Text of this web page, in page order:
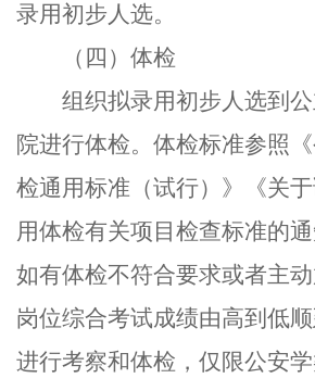
录用初步人选。
（四）体检
组织拟录用初步人选到
院进行体检。 体检标准参照
检通用标准（试行）》《关
用体检有关项目检查标准的通
如有体检不符合要求或者主
岗位综合考试成绩由高到低
进行考察和体检，仅限公安